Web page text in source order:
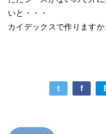
いと・・・
カイデックスで作りますか
t f